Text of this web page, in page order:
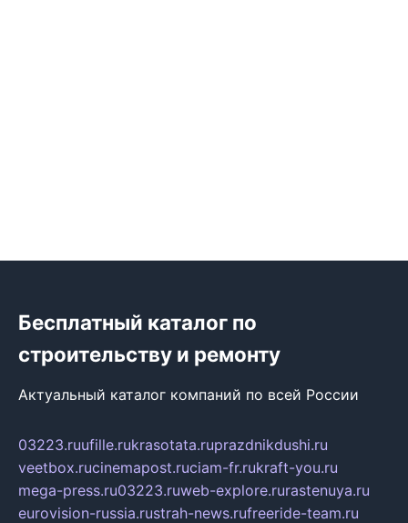
Бесплатный каталог по
строительству и ремонту
Актуальный каталог компаний по всей России
03223.ruufille.rukrasotata.ruprazdnikdushi.ru
veetbox.rucinemapost.ruciam-fr.rukraft-you.ru
mega-press.ru03223.ruweb-explore.rurastenuya.ru
eurovision-russia.rustrah-news.rufreeride-team.ru